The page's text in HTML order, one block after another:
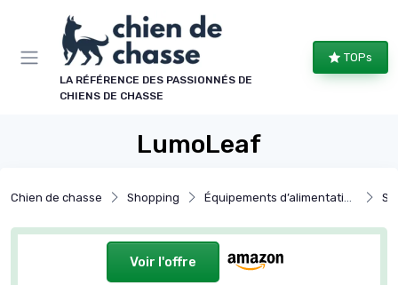
LA RÉFÉRENCE DES PASSIONNÉS DE
CHIENS DE CHASSE
TOPs
LumoLeaf
Chien de chasse Shopping Équipements d’alimentation et hydratation
Voir l'offre